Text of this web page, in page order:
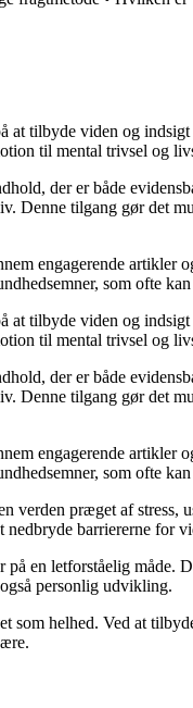
tilbyde viden og
til mental trivsel og
der er både
Denne tilgang gør det
engagerende artikler
som ofte
tilbyde viden og
til mental trivsel og
der er både
Denne tilgang gør det
engagerende artikler
som ofte
verden præget af
nedbryde barriererne for
en letforståelig måde.
personlig udvikling.
som helhed. Ved at